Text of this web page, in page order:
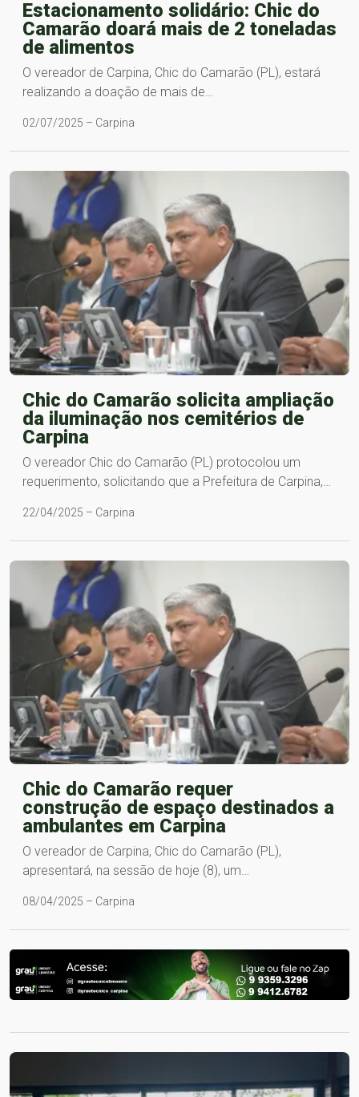
Estacionamento solidário: Chic do
Camarão doará mais de 2 toneladas
de alimentos
O vereador de Carpina, Chic do Camarão (PL), estará
realizando a doação de mais de…
02/07/2025 – Carpina
Chic do Camarão solicita ampliação
da iluminação nos cemitérios de
Carpina
O vereador Chic do Camarão (PL) protocolou um
requerimento, solicitando que a Prefeitura de Carpina,…
22/04/2025 – Carpina
Chic do Camarão requer
construção de espaço destinados a
ambulantes em Carpina
O vereador de Carpina, Chic do Camarão (PL),
apresentará, na sessão de hoje (8), um…
08/04/2025 – Carpina